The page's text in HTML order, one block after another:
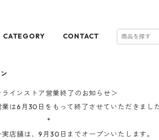
CATEGORY CONTACT
ラインストア営業終了のお知らせ＞
業は6月30日をもって終了させていただきまし
*
店舗は、9月30日までオープンいたします。